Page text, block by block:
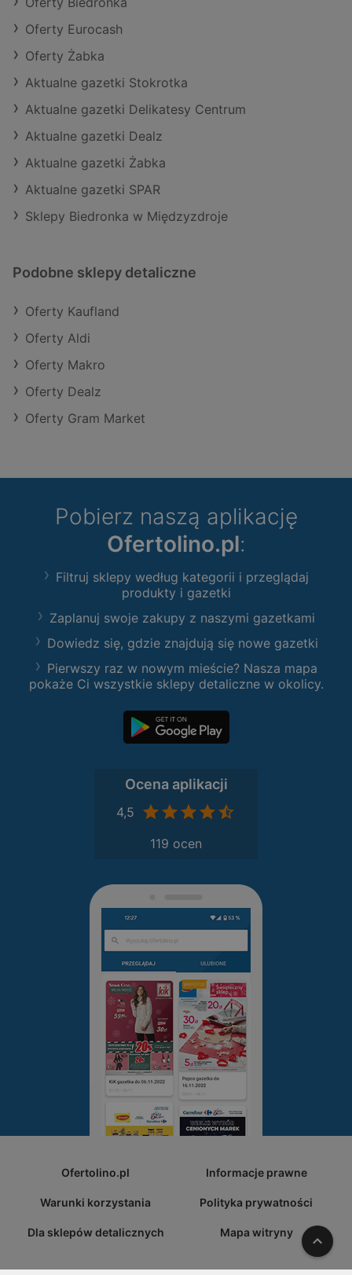
Oferty Eurocash
Oferty Żabka
Aktualne gazetki Stokrotka
Aktualne gazetki Delikatesy Centrum
Aktualne gazetki Dealz
Aktualne gazetki Żabka
Aktualne gazetki SPAR
Sklepy Biedronka w Międzyzdroje
Podobne sklepy detaliczne
Oferty Kaufland
Oferty Aldi
Oferty Makro
Oferty Dealz
Oferty Gram Market
Pobierz naszą aplikację
Ofertolino.pl:
Filtruj sklepy według kategorii i przeglądaj
produkty i gazetki
Zaplanuj swoje zakupy z naszymi gazetkami
Dowiedz się, gdzie znajdują się nowe gazetki
Pierwszy raz w nowym mieście? Nasza mapa
pokaże Ci wszystkie sklepy detaliczne w okolicy.
Ocena aplikacji
4,5
119 ocen
Ofertolino.pl Informacje prawne
Warunki korzystania Polityka prywatności
Dla sklepów detalicznych Mapa witryny W